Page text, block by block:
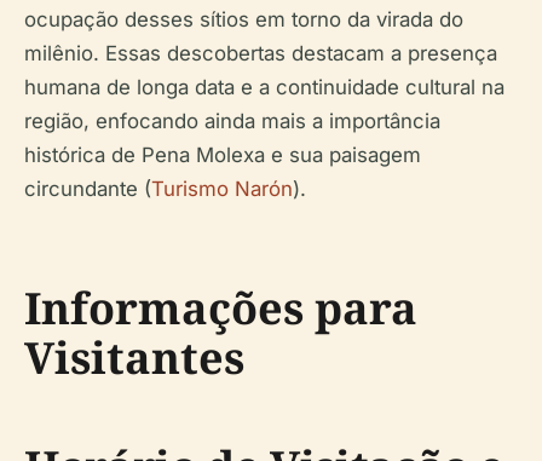
ocupação desses sítios em torno da virada do
milênio. Essas descobertas destacam a presença
humana de longa data e a continuidade cultural na
região, enfocando ainda mais a importância
histórica de Pena Molexa e sua paisagem
circundante (Turismo Narón).
Informações para
Visitantes